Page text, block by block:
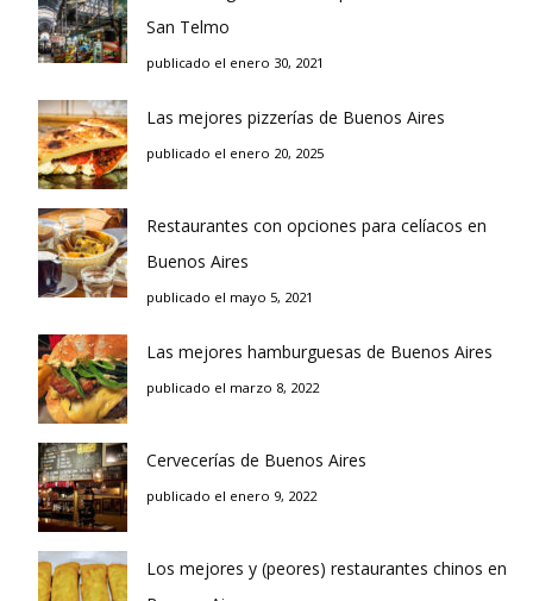
San Telmo
publicado el enero 30, 2021
Las mejores pizzerías de Buenos Aires
publicado el enero 20, 2025
Restaurantes con opciones para celíacos en
Buenos Aires
publicado el mayo 5, 2021
Las mejores hamburguesas de Buenos Aires
publicado el marzo 8, 2022
Cervecerías de Buenos Aires
publicado el enero 9, 2022
Los mejores y (peores) restaurantes chinos en